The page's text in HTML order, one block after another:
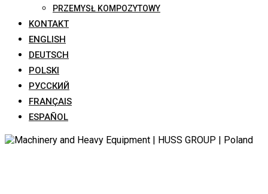
PRZEMYSŁ KOMPOZYTOWY
KONTAKT
ENGLISH
DEUTSCH
POLSKI
РУССКИЙ
FRANÇAIS
ESPAÑOL